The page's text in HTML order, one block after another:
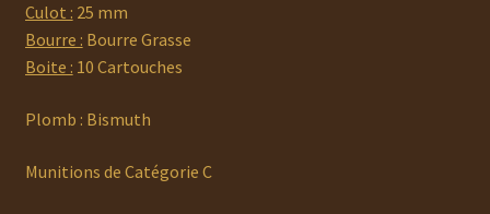
Culot : 25 mm
Bourre : Bourre Grasse
Boite : 10 Cartouches
Plomb : Bismuth
Munitions de Catégorie C